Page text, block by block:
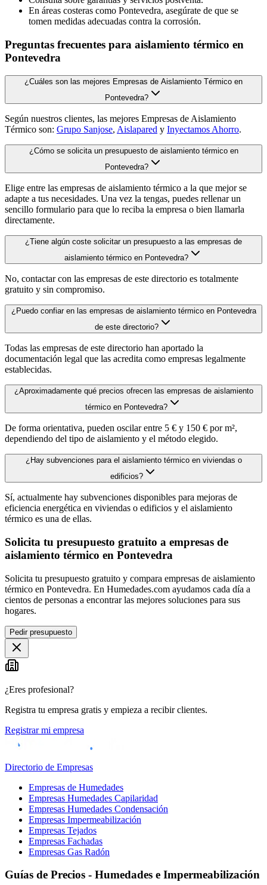
En áreas costeras como Pontevedra, asegúrate de que se
tomen medidas adecuadas contra la corrosión.
Preguntas frecuentes para aislamiento térmico en
Pontevedra
¿Cuáles son las mejores Empresas de Aislamiento Térmico en
Pontevedra?
Según nuestros clientes, las mejores Empresas de Aislamiento
Térmico son: Grupo Sanjose, Aislapared y Inyectamos Ahorro.
¿Cómo se solicita un presupuesto de aislamiento térmico en
Pontevedra?
Elige entre las empresas de aislamiento térmico a la que mejor se
adapte a tus necesidades. Una vez la tengas, puedes rellenar un
sencillo formulario para que lo reciba la empresa o bien llamarla
directamente.
¿Tiene algún coste solicitar un presupuesto a las empresas de
aislamiento térmico en Pontevedra?
No, contactar con las empresas de este directorio es totalmente
gratuito y sin compromiso.
¿Puedo confiar en las empresas de aislamiento térmico en Pontevedra
de este directorio?
Todas las empresas de este directorio han aportado la
documentación legal que las acredita como empresas legalmente
establecidas.
¿Aproximadamente qué precios ofrecen las empresas de aislamiento
térmico en Pontevedra?
De forma orientativa, pueden oscilar entre 5 € y 150 € por m²,
dependiendo del tipo de aislamiento y el método elegido.
¿Hay subvenciones para el aislamiento térmico en viviendas o
edificios?
Sí, actualmente hay subvenciones disponibles para mejoras de
eficiencia energética en viviendas o edificios y el aislamiento
térmico es una de ellas.
Solicita tu presupuesto gratuito a empresas de
aislamiento térmico en Pontevedra
Solicita tu presupuesto gratuito y compara empresas de aislamiento
térmico en Pontevedra. En Humedades.com ayudamos cada día a
cientos de personas a encontrar las mejores soluciones para sus
hogares.
Pedir presupuesto
¿Eres profesional?
Registra tu empresa gratis y empieza a recibir clientes.
Registrar mi empresa
Directorio de Empresas
Empresas de Humedades
Empresas Humedades Capilaridad
Empresas Humedades Condensación
Empresas Impermeabilización
Empresas Tejados
Empresas Fachadas
Empresas Gas Radón
Guías de Precios - Humedades e Impermeabilización